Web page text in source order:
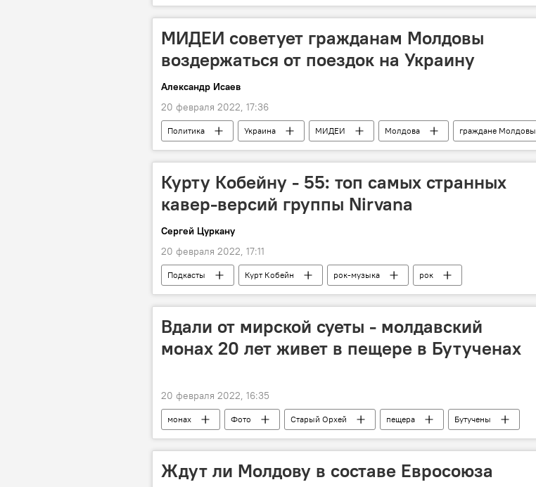
МИДЕИ советует гражданам Молдовы
воздержаться от поездок на Украину
Александр Исаев
20 февраля 2022, 17:36
Политика Украина МИДЕИ Молдова
граждане Молдовы
поездки
Курту Кобейну - 55: топ самых странных
кавер-версий группы Nirvana
Сергей Цуркану
20 февраля 2022, 17:11
Подкасты Курт Кобейн рок-музыка рок
Вдали от мирской суеты - молдавский
монах 20 лет живет в пещере в Бутученах
20 февраля 2022, 16:35
монах Фото Старый Орхей пещера Бутучены
Ждут ли Молдову в составе Евросоюза